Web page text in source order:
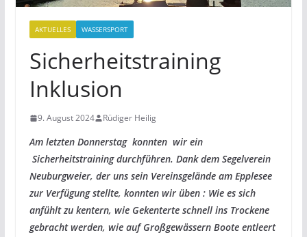
AKTUELLES WASSERSPORT
Sicherheitstraining
Inklusion
9. August 2024 Rüdiger Heilig
Am letzten Donnerstag konnten wir ein
Sicherheitstraining durchführen. Dank dem Segelverein
Neuburgweier, der uns sein Vereinsgelände am Epplesee
zur Verfügung stellte, konnten wir üben : Wie es sich
anfühlt zu kentern, wie Gekenterte schnell ins Trockene
gebracht werden, wie auf Großgewässern Boote entleert